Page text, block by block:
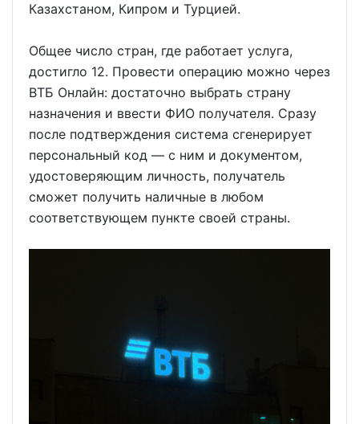
Казахстаном, Кипром и Турцией.
Общее число стран, где работает услуга,
достигло 12. Провести операцию можно через
ВТБ Онлайн: достаточно выбрать страну
назначения и ввести ФИО получателя. Сразу
после подтверждения система сгенерирует
персональный код — с ним и документом,
удостоверяющим личность, получатель
сможет получить наличные в любом
соответствующем пункте своей страны.